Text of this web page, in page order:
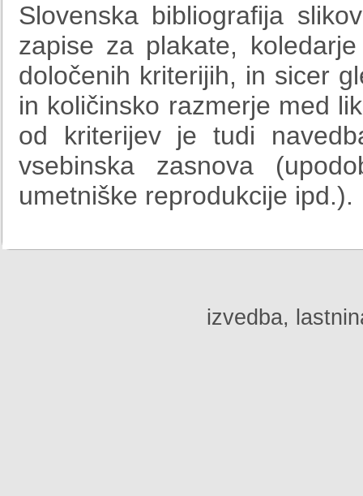
Slovenska bibliografija
zapise za plakate,
določenih kriterijih, in sicer
in količinsko razmerje med
od kriterijev je tudi
vsebinska zasnova
umetniške reprodukcije ipd.).
izvedba,